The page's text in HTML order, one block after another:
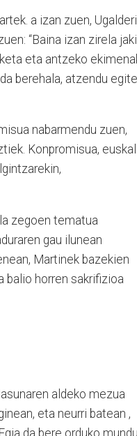
a izan zuen, Ugalderi
“Baina izan zirela
eta antzeko
berehala, atzendu
nabarmendu zuen,
Konpromisua, euskal
zegoen tematua
gau ilunean
Martinek bazekien
balio horren sakrifizioa
aldeko mezua
eta neurri batean ,
da bere orduko